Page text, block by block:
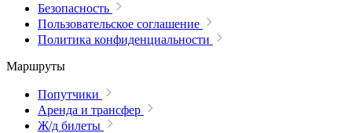
Безопасность
Пользовательское соглашение
Политика конфиденциальности
Маршруты
Попутчики
Аренда и трансфер
Ж/д билеты